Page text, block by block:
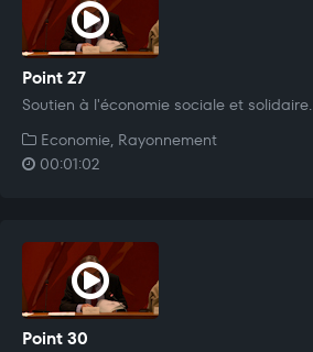
Point 27
Soutien à l'économie sociale et solidaire.
Economie, Rayonnement
00:01:02
Point 30